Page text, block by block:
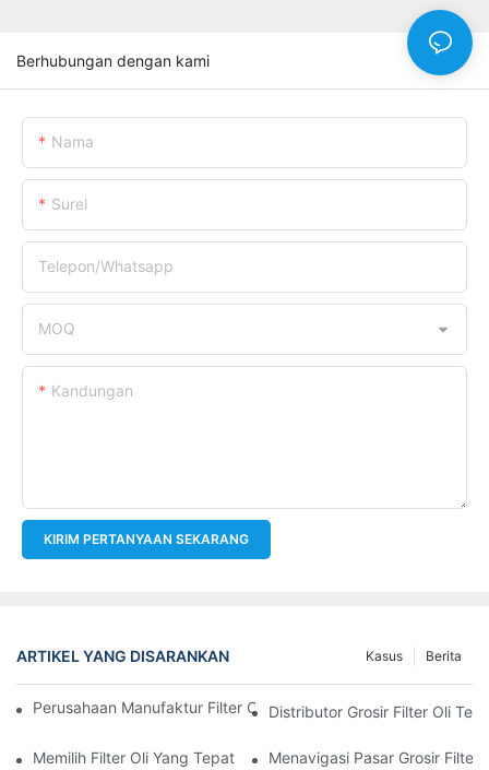
Berhubungan dengan kami
Nama
Surel
Telepon/whatsapp
MOQ
Kandungan
KIRIM PERTANYAAN SEKARANG
ARTIKEL YANG DISARANKAN Berita
Kasus
Perusahaan Manufaktur Filter Oli Teratas: Tinjauan
Distributor Grosir Filter Oli
Memilih Filter Oli Yang Tepat Untuk Model Kendaraan Anda:
Menavigasi Pasar Grosir Filter